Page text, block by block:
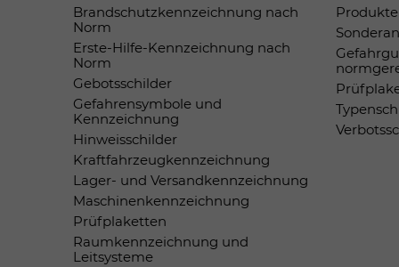
Brandschutzkennzeichnung nach
Norm
Erste-Hilfe-Kennzeichnung nach
Norm
Gebotsschilder
Gefahrensymbole und
Kennzeichnung
Hinweisschilder
Kraftfahrzeugkennzeichnung
Lager- und Versandkennzeichnung
Maschinenkennzeichnung
Prüfplaketten
Raumkennzeichnung und
Leitsysteme